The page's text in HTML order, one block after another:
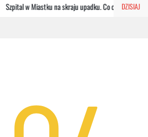
DZISIAJ
Szpital w Miastku na skraju upadku. Co czeka